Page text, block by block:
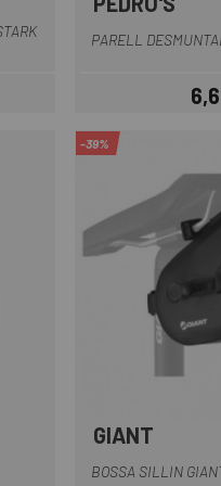
PARELL
-39%
GIANT
BOSSA SILLIN